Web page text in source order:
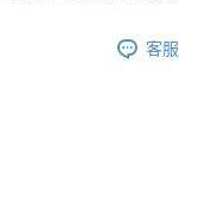
客服